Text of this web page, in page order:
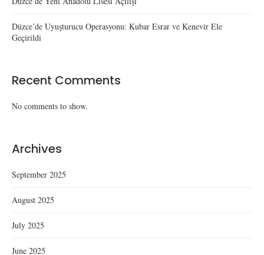
Düzce’de Uyuşturucu Operasyonu: Kubar Esrar ve Kenevir Ele
Geçirildi
Recent Comments
No comments to show.
Archives
September 2025
August 2025
July 2025
June 2025